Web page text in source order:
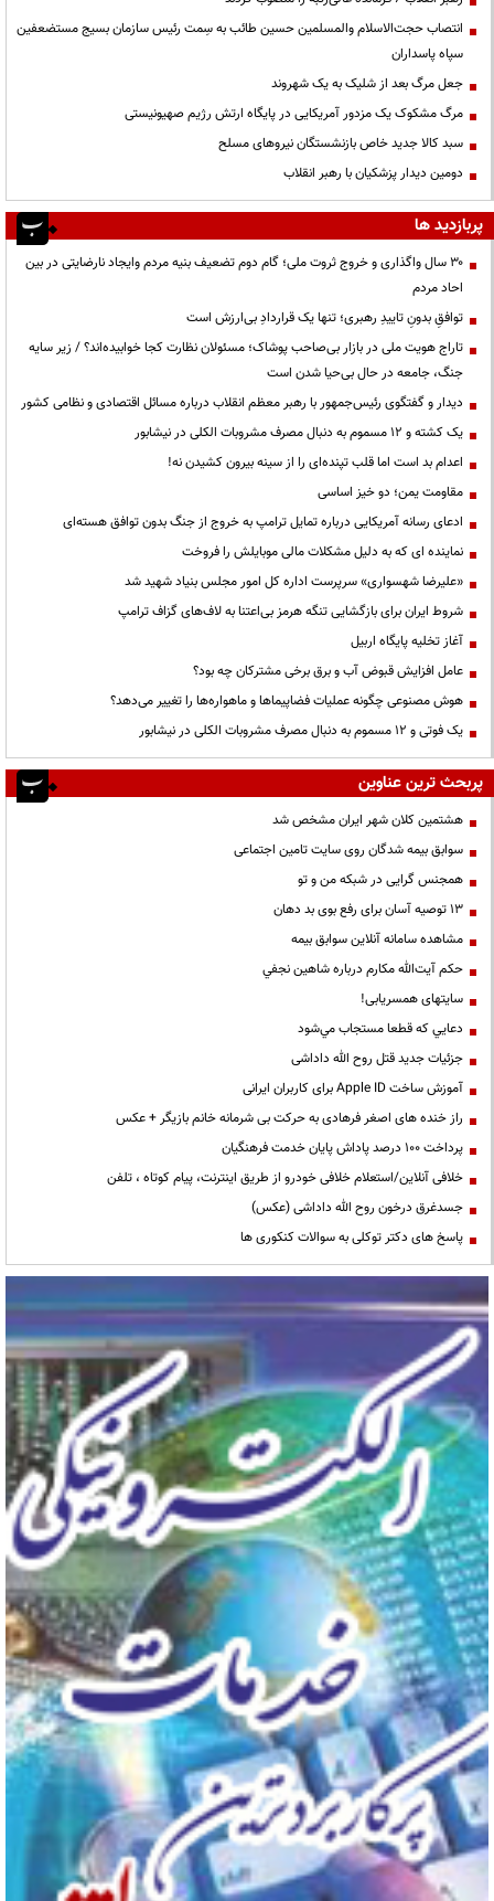
انتصاب حجت‌الاسلام ‌والمسلمین حسین طائب به سِمت رئیس سازمان بسیج مستضعفین
سپاه پاسداران
جعل مرگ بعد از شلیک به یک شهروند
مرگ مشکوک یک مزدور آمریکایی در پایگاه ارتش رژیم صهیونیستی
سبد کالا جدید خاص بازنشستگان نیروهای مسلح
دومین دیدار پزشکیان با رهبر انقلاب
پربازدید ها
۳۰ سال واگذاری و خروج ثروت ملی؛ گام دوم تضعیف بنیه مردم وایجاد نارضایتی در بین
احاد مردم
توافقِ بدونِ تاییدِ رهبری؛ تنها یک قراردادِ بی‌ارزش است
تاراج هویت ملی در بازار بی‌صاحب پوشاک؛ مسئولان نظارت کجا خوابیده‌اند؟ / زیر سایه
جنگ، جامعه در حال بی‌حیا شدن است
دیدار و گفتگوی رئیس‌جمهور با رهبر معظم انقلاب درباره مسائل اقتصادی و نظامی کشور
یک کشته و ۱۲ مسموم به دنبال مصرف مشروبات الکلی در نیشابور
اعدام بد است اما قلب تپنده‌ای را از سینه بیرون کشیدن نه!
مقاومت یمن؛ دو خیز اساسی
ادعای رسانه آمریکایی درباره تمایل ترامپ به خروج از جنگ بدون توافق هسته‌ای
نماینده ای که به دلیل مشکلات مالی موبایلش را فروخت
«علیرضا شهسواری» سرپرست اداره کل امور مجلس بنیاد شهید شد
شروط ایران برای بازگشایی تنگه هرمز بی‌اعتنا به لاف‌های گزاف ترامپ
آغاز تخلیه پایگاه اربیل
عامل افزایش قبوض آب و برق برخی مشترکان چه بود؟
هوش مصنوعی چگونه عملیات فضاپیماها و ماهواره‌ها را تغییر می‌دهد؟
یک فوتی و ۱۲ مسموم به دنبال مصرف مشروبات الکلی در نیشابور
پربحث ترین عناوین
هشتمین کلان شهر ایران مشخص شد
سوابق بیمه شدگان روی سایت تامین اجتماعی
همجنس گرایی در شبکه من و تو
13 توصیه آسان برای رفع بوی بد دهان
مشاهده سامانه آنلاين سوابق بیمه
حكم آيت‌الله مكارم درباره شاهين نجفي
سایتهای همسریابی!
دعايي كه قطعا مستجاب مي‌شود
جزئیات جدید قتل روح الله داداشی
آموزش ساخت Apple ID برای کاربران ایرانی
راز خنده های اصغر فرهادی به حرکت بی شرمانه خانم بازیگر + عکس
پرداخت ۱۰۰ درصد پاداش پایان خدمت فرهنگیان
خلافی آنلاین/استعلام خلافی خودرو از طریق اینترنت، پیام کوتاه ، تلفن
جسدغرق درخون روح الله داداشی (عکس)
پاسخ های دکتر توکلی به سوالات کنکوری ها